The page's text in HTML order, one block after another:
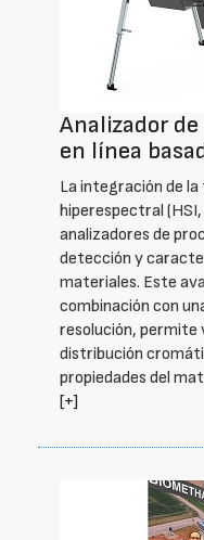
Analizador
en línea
La integración de
hiperespectral (HSI,
analizadores de
detección y
materiales. Este
combinación con
resolución, permite
distribución
propiedades del
[+]